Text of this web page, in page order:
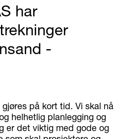
har
-
på kort tid. Vi skal nå
helhetlig planlegging og
er det viktig med gode og